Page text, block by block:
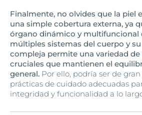
Finalmente, no olvides que la piel
una simple cobertura externa, ya
órgano dinámico y multifuncional
múltiples sistemas del cuerpo y
compleja permite una variedad
cruciales que mantienen el
general. Por ello, podría ser de
prácticas de cuidado adecuadas
integridad y funcionalidad a lo